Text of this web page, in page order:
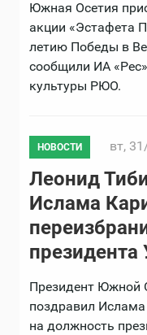
Южная Осетия
акции «Эстафета
летию Победы в
сообщили ИА
культуры РЮО.
НОВОСТИ вт,
Леонид
Ислама
президента
Президент Южной
поздравил
на должность